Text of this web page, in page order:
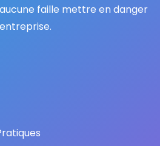
faille mettre en danger